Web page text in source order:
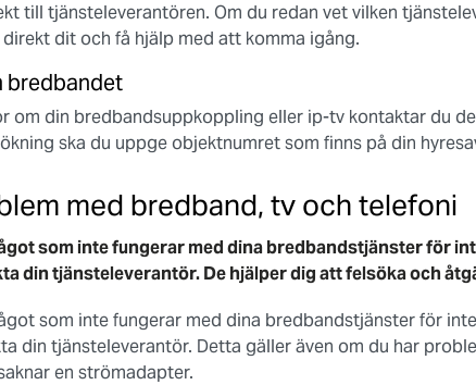
till tjänsteleverantören. Om du redan vet vilken
dit och få hjälp med att komma igång.
bredbandet
om din bredbandsuppkoppling eller ip-tv kontaktar du
ska du uppge objektnumret som finns på din
med bredband, tv och telefoni
som inte fungerar med dina bredbandstjänster för
din tjänsteleverantör. De hjälper dig att felsöka och
som inte fungerar med dina bredbandstjänster för
din tjänsteleverantör. Detta gäller även om du har
en strömadapter.